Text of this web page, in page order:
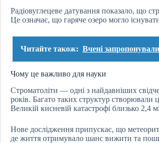
Радіовуглецеве датування показало, що
Це означає, що гаряче озеро могло
Читайте також: Вчені
Чому це важливо для науки
Строматоліти — одні з найдавніших
років. Багато таких структур створювали
Великій кисневій катастрофі близько 2,4
Нове дослідження припускає, що
де життя отримувало шанс вижити та